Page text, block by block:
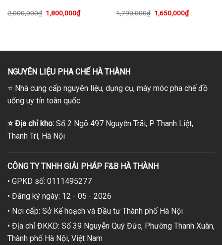
2,000,000₫ Giá
gốc
1,800,000₫Giá
hiện
1,790,000₫ Giá
gốc
1,650,000₫Giá
hiện
NGUYÊN LIỆU PHA CHẾ HÀ THÀNH
⭐ Nhà cung cấp nguyên liệu, dụng cụ, máy móc pha chế đồ
uống uy tín toàn quốc.
⭐Địa chỉ kho: Số 2 Ngõ 497 Nguyễn Trãi, P. Thanh Liệt,
Thanh Trì, Hà Nội
CÔNG TY TNHH GIẢI PHÁP F&B HÀ THÀNH
• GPKD số: 0111495277
• Đăng ký ngày: 12 - 05 - 2026
• Nơi cấp: Sở Kế hoạch và Đầu tư Thành phố Hà Nội
• Địa chỉ ĐKKD: Số 39 Nguyễn Quý Đức, Phường Thanh Xuân,
Thành phố Hà Nội, Việt Nam